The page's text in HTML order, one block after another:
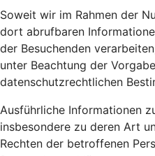
Soweit wir im Rahmen der
dort abrufbaren
der Besuchenden
unter Beachtung der
datenschutzrechtlichen
Ausführliche Informationen
insbesondere zu deren Art
Rechten der betroffenen